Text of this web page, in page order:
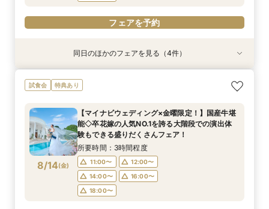
フェアを予約
特典あり
8/13(木)
【初めての見学にオススメ】見積りまでしっかり
相談★全館見学
11:00〜
12:00〜
14:00〜
16:00〜
18:00〜
フェアを予約
8/13(木)
【遠方の方◎オンライン相談会】スマホで簡単！
豪華5大特典付き
11:00〜
13:00〜
14:00〜
16:00〜
18:00〜
フェアを予約
特典あり
8/13(木)
【10名～会食プラン】貸切邸宅で叶える少人数ウ
エディング相談会
11:00〜
12:00〜
14:00〜
16:00〜
18:00〜
フェアを予約
特典あり
8/13(木)
【フォト・ベビー服選べる特典有】安心マタニ
ティ相談会
11:00〜
12:00〜
14:00〜
16:00〜
18:00〜
フェアを予約
同日のほかのフェアを見る（4件）
試食会 特典あり
8/14(金)
【マイナビウェディング×金曜限定！】国産牛堪
能◇卒花嫁の人気NO.1を誇る大階段での演出体
験もできる盛りだくさんフェア！
所要時間：3時間程度
11:00〜
12:00〜
14:00〜
16:00〜
18:00〜